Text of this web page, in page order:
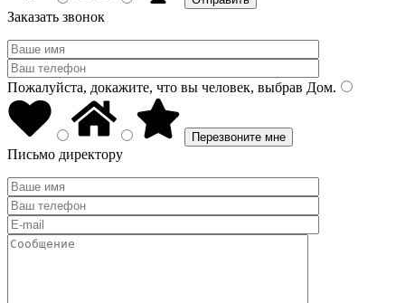
Заказать звонок
Пожалуйста, докажите, что вы человек, выбрав Дом.
Письмо директору